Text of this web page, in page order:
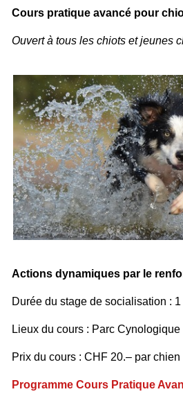
Cours pratique avancé pour
Ouvert à tous les chiots et jeunes
Actions dynamiques par le
Durée du stage de socialisation :
Lieux du cours : Parc
Prix du cours : CHF 20.– par
Programme Cours Pratique